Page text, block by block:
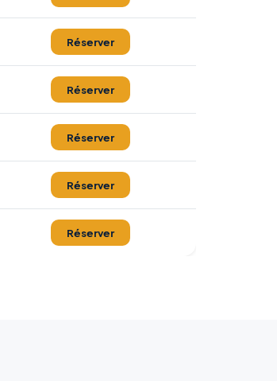
Réserver
Réserver
Réserver
Réserver
Réserver